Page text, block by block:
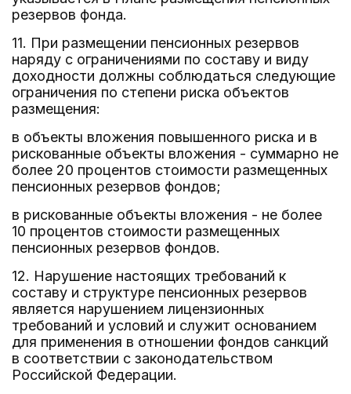
резервов фонда.
11. При размещении пенсионных резервов
наряду с ограничениями по составу и виду
доходности должны соблюдаться следующие
ограничения по степени риска объектов
размещения:
в объекты вложения повышенного риска и в
рискованные объекты вложения - суммарно не
более 20 процентов стоимости размещенных
пенсионных резервов фондов;
в рискованные объекты вложения - не более
10 процентов стоимости размещенных
пенсионных резервов фондов.
12. Нарушение настоящих требований к
составу и структуре пенсионных резервов
является нарушением лицензионных
требований и условий и служит основанием
для применения в отношении фондов санкций
в соответствии с законодательством
Российской Федерации.